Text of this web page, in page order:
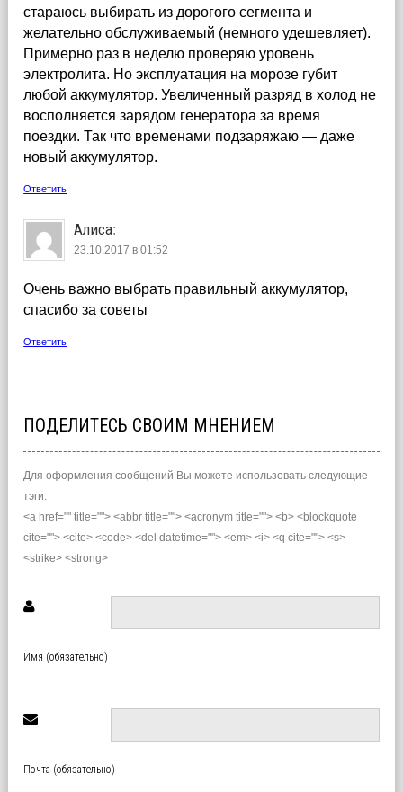
стараюсь выбирать из дорогого сегмента и
желательно обслуживаемый (немного удешевляет).
Примерно раз в неделю проверяю уровень
электролита. Но эксплуатация на морозе губит
любой аккумулятор. Увеличенный разряд в холод не
восполняется зарядом генератора за время
поездки. Так что временами подзаряжаю — даже
новый аккумулятор.
Ответить
Алиса:
23.10.2017 в 01:52
Очень важно выбрать правильный аккумулятор,
спасибо за советы
Ответить
ПОДЕЛИТЕСЬ СВОИМ МНЕНИЕМ
Для оформления сообщений Вы можете использовать следующие
тэги:
<a href="" title=""> <abbr title=""> <acronym title=""> <b> <blockquote
cite=""> <cite> <code> <del datetime=""> <em> <i> <q cite=""> <s>
<strike> <strong>
Имя (обязательно)
Почта (обязательно)